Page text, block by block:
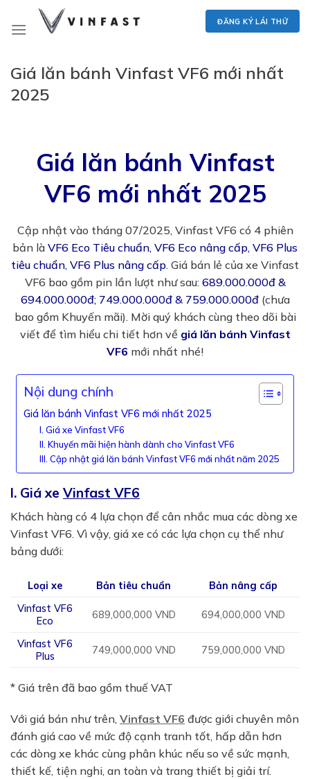
ĐĂNG KÝ LÁI THỬ
Giá lăn bánh Vinfast VF6 mới nhất
2025
Giá lăn bánh Vinfast
VF6 mới nhất 2025
Cập nhật vào tháng 07/2025, Vinfast VF6 có 4 phiên
bản là VF6 Eco Tiêu chuẩn, VF6 Eco nâng cấp, VF6 Plus
tiêu chuẩn, VF6 Plus nâng cấp. Giá bán lẻ của xe Vinfast
VF6 bao gồm pin lần lượt như sau: 689.000.000đ &
694.000.000đ; 749.000.000đ & 759.000.000đ(chưa
bao gồm Khuyến mãi). Mời quý khách cùng theo dõi bài
viết để tìm hiểu chi tiết hơn về giá lăn bánh Vinfast
VF6 mới nhất nhé!
Nội dung chính
Giá lăn bánh Vinfast VF6 mới nhất 2025
I. Giá xe Vinfast VF6
II. Khuyến mãi hiện hành dành cho Vinfast VF6
III. Cập nhật giá lăn bánh Vinfast VF6 mới nhất năm 2025
I. Giá xe Vinfast VF6
Khách hàng có 4 lựa chọn để cân nhắc mua các dòng xe
Vinfast VF6. Vì vậy, giá xe có các lựa chọn cụ thể như
bảng dưới:
Loại xe Bản tiêu chuẩn
Bản nâng cấp
Vinfast VF6
Eco
689,000,000 VND 694,000,000 VND
Vinfast VF6
Plus
749,000,000 VND 759,000,000 VND
* Giá trên đã bao gồm thuế VAT
Với giá bán như trên, Vinfast VF6 được giới chuyên môn
đánh giá cao về mức độ cạnh tranh tốt, hấp dẫn hơn
các dòng xe khác cùng phân khúc nếu so về sức mạnh,
thiết kế, tiện nghi, an toàn và trang thiết bị giải trí.